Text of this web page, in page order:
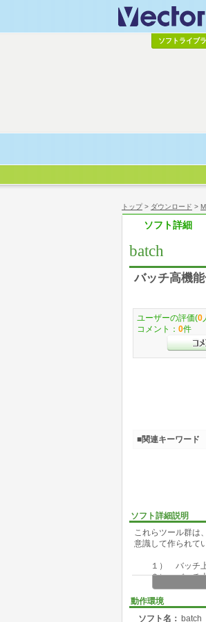
トップ> ダウンロード >
ソフト詳細
batch
バッチ高機
ソフト詳細説明
これらツール群は
意識して作られて
１） バッチ上で
２） バッチ上で
３） バッチ上
４） バッチ上で
５） ヒアドキュ
動作環境
ソフト名： batch
ユーザーの評価(0
コメント： 0件
■関連キーワード
ソフトライブ